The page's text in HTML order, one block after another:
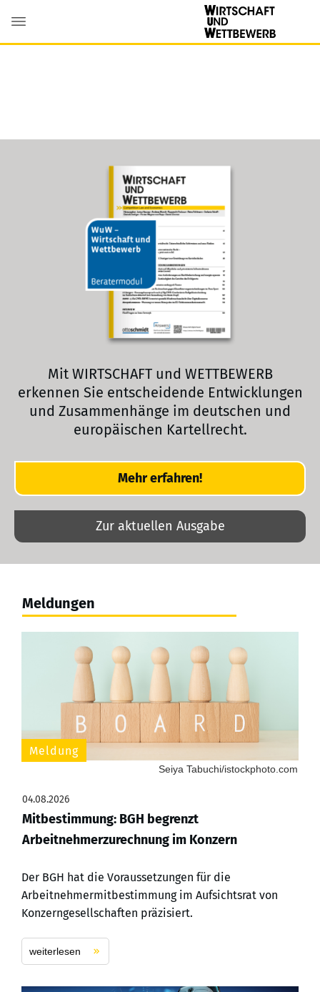
Mit WIRTSCHAFT und WETTBEWERB
erkennen Sie entscheidende Entwicklungen
und Zusammenhänge im deutschen und
europäischen Kartellrecht.
Mehr erfahren!
Zur aktuellen Ausgabe
Meldungen
Meldung
Seiya Tabuchi/istockphoto.com
04.08.2026
Mitbestimmung: BGH begrenzt
Arbeitnehmerzurechnung im Konzern
Der BGH hat die Voraussetzungen für die
Arbeitnehmermitbestimmung im Aufsichtsrat von
Konzerngesellschaften präzisiert.
weiterlesen